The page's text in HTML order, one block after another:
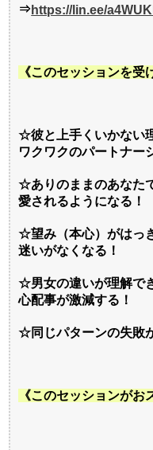
⇒https://lin.ee/
《このセッションを受
☆彼と上手くいかない
ワクワクのパートナー
☆ありのままのあなた
愛されるようになる！
☆望み（本心）がはっ
迷いがなくなる！
☆男女の違いが理解で
心配事が激減する！
☆同じパターンの失敗
《このセッションがお